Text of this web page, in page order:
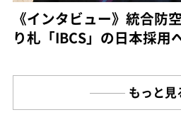
《インタビュー》統合防
り札「IBCS」の日本採用
もっと見